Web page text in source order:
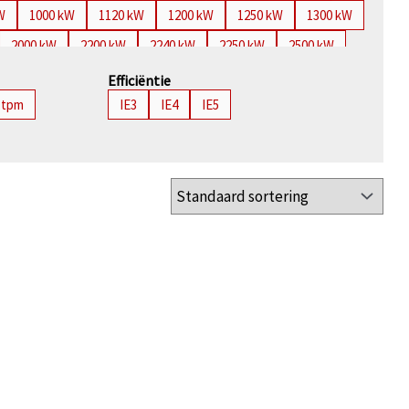
1000 kW 1120 kW 1200 kW 1250 kW
1300 kW
2000 kW 2200 kW 2240 kW 2250 kW
2500 kW
3550 kW 3700 kW
tpm
Efficiëntie
IE3 IE4 IE5